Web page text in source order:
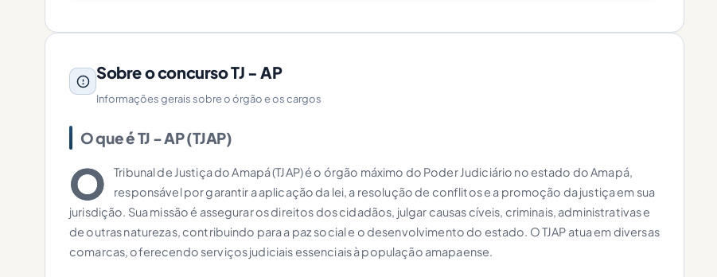
Sobre o concurso TJ - AP
Informações gerais sobre o órgão e os cargos
O que é TJ - AP (TJAP)
O
Tribunal de Justiça do Amapá (TJAP) é o órgão máximo do Poder Judiciário no estado do Amapá,
responsável por garantir a aplicação da lei, a resolução de conflitos e a promoção da justiça em sua
jurisdição. Sua missão é assegurar os direitos dos cidadãos, julgar causas cíveis, criminais, administrativas e
de outras naturezas, contribuindo para a paz social e o desenvolvimento do estado. O TJAP atua em diversas
comarcas, oferecendo serviços judiciais essenciais à população amapaense.